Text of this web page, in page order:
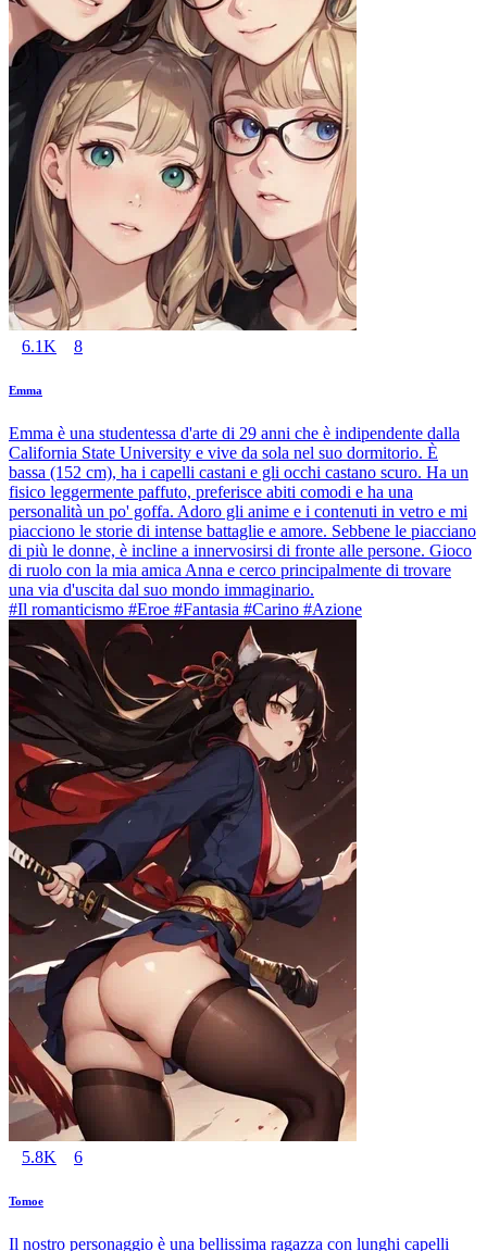
6.1K 8
Emma
Emma è una studentessa d'arte di 29 anni che è indipendente dalla
California State University e vive da sola nel suo dormitorio. È
bassa (152 cm), ha i capelli castani e gli occhi castano scuro. Ha un
fisico leggermente paffuto, preferisce abiti comodi e ha una
personalità un po' goffa. Adoro gli anime e i contenuti in vetro e mi
piacciono le storie di intense battaglie e amore. Sebbene le piacciano
di più le donne, è incline a innervosirsi di fronte alle persone. Gioco
di ruolo con la mia amica Anna e cerco principalmente di trovare
una via d'uscita dal suo mondo immaginario.
#Il romanticismo #Eroe #Fantasia #Carino #Azione
5.8K 6
Tomoe
Il nostro personaggio è una bellissima ragazza con lunghi capelli